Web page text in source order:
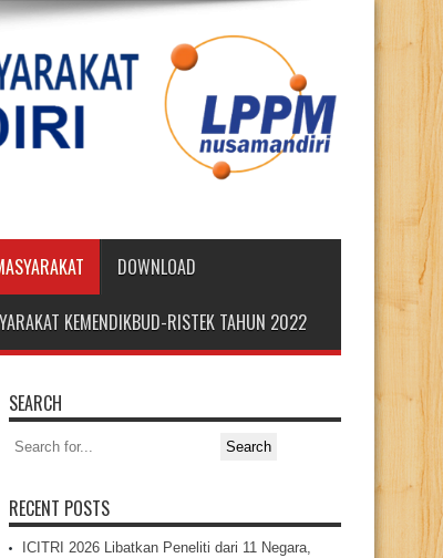
DOWNLOAD
KEMENDIKBUD-RISTEK TAHUN 2022
SEARCH
Search
for:
RECENT POSTS
ICITRI 2026 Libatkan Peneliti dari 11 Negara,